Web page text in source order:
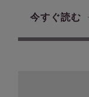
今すぐ読む